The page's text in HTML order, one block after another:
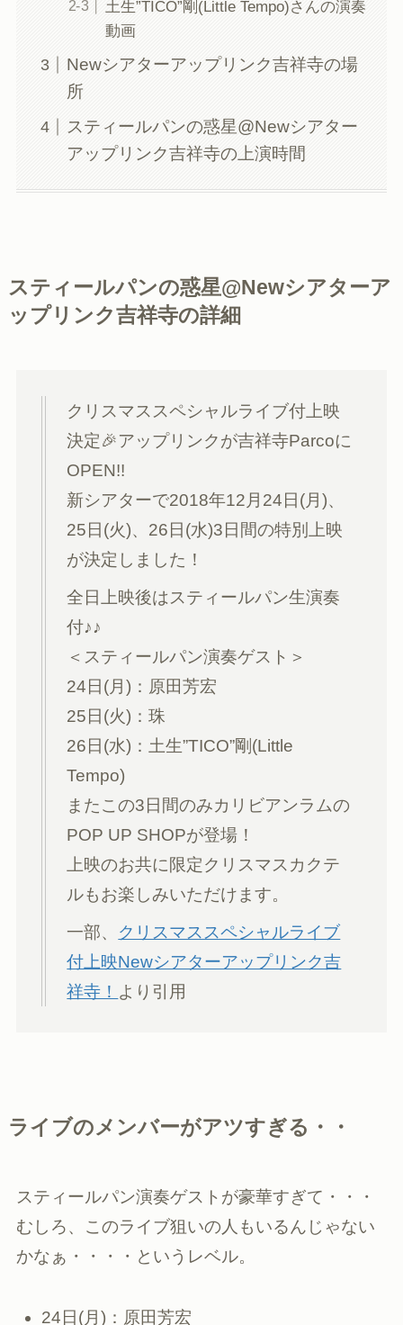
土生”TICO”剛(Little Tempo)さんの演奏
動画
Newシアターアップリンク吉祥寺の場
所
スティールパンの惑星@Newシアター
アップリンク吉祥寺の上演時間
スティールパンの惑星@Newシアターア
ップリンク吉祥寺の詳細
クリスマススペシャルライブ付上映
決定🎉アップリンクが吉祥寺Parcoに
OPEN!!
新シアターで2018年12月24日(月)、
25日(火)、26日(水)3日間の特別上映
が決定しました！
全日上映後はスティールパン生演奏
付♪♪
＜スティールパン演奏ゲスト＞
24日(月)：原田芳宏
25日(火)：珠
26日(水)：土生”TICO”剛(Little
Tempo)
またこの3日間のみカリビアンラムの
POP UP SHOPが登場！
上映のお共に限定クリスマスカクテ
ルもお楽しみいただけます。
一部、 クリスマススペシャルライブ
付上映Newシアターアップリンク吉
祥寺！ より引用
ライブのメンバーがアツすぎる・・
スティールパン演奏ゲストが豪華すぎて・・・
むしろ、このライブ狙いの人もいるんじゃない
かなぁ・・・・というレベル。
24日(月)：原田芳宏